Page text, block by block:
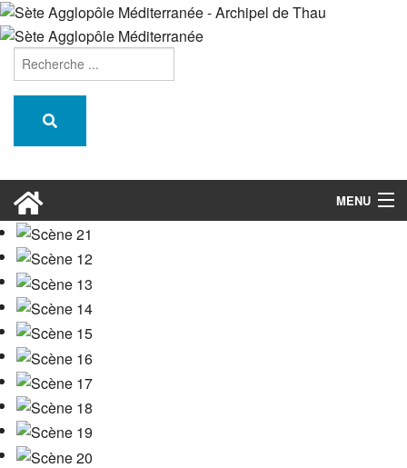
MENU
L'agglopôle
Nos projets
Un territoire attractif
Habiter & se former
Préserver & recycler
Bouger & découvrir